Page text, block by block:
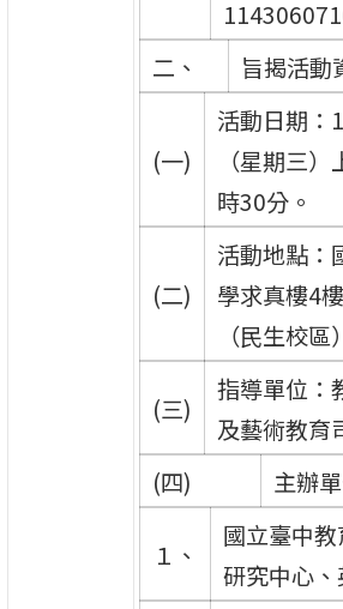
二、
旨揭活動
(一)
活動日期：
（星期三
時30分。
(二)
活動地點：
學求真樓4
（民生校區
(三)
指導單位：
及藝術教育
(四)
主辦
１、
國立臺中
研究中心、